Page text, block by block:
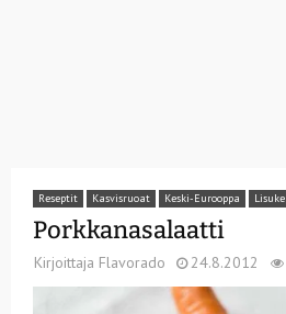
Reseptit Kasvisruoat Keski-Eurooppa Lisuke
Porkkanasalaatti
Kirjoittaja Flavorado 24.8.2012